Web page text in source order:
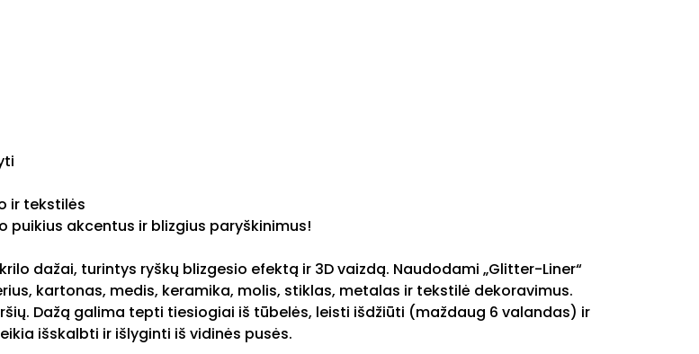
ir tekstilės
akcentus ir blizgius paryškinimus!
dažai, turintys ryškų blizgesio efektą ir 3D vaizdą. Naudodami „Glitter-Liner“
kartonas, medis, keramika, molis, stiklas, metalas ir tekstilė dekoravimus.
Dažą galima tepti tiesiogiai iš tūbelės, leisti išdžiūti (maždaug 6 valandas) ir
išskalbti ir išlyginti iš vidinės pusės.